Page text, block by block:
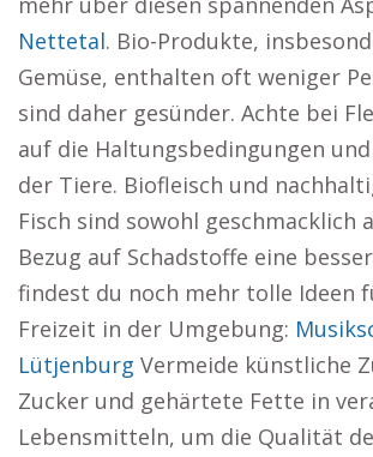
Nettetal. Bio-Produkte,
Gemüse, enthalten oft weniger
sind daher gesünder. Achte bei
auf die Haltungsbedingungen
der Tiere. Biofleisch und
Fisch sind sowohl geschmacklich
Bezug auf Schadstoffe eine
findest du noch mehr tolle Ideen
Freizeit in der Umgebung:
Lütjenburg Vermeide künstliche
Zucker und gehärtete Fette in
Lebensmitteln, um die Qualität